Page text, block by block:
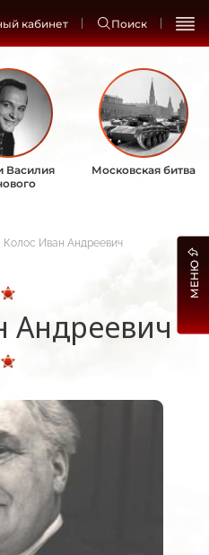
кабинет Поиск
Василия
Московская битва
Колос Иван Андреевич
Андреевич
МЕНЮ